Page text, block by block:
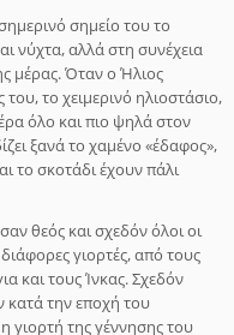
σημείο του το
νύχτα, αλλά στη συνέχεια
μέρας. Όταν ο Ήλιος
το χειμερινό ηλιοστάσιο,
όλο και πιο ψηλά στον
ξανά το χαμένο «έδαφος»,
το σκοτάδι έχουν πάλι
θεός και σχεδόν όλοι οι
γιορτές, από τους
και τους Ίνκας. Σχεδόν
κατά την εποχή του
γιορτή της γέννησης του